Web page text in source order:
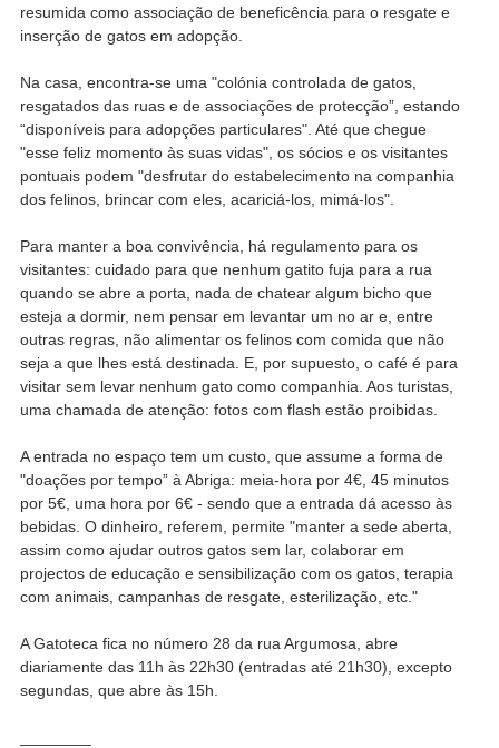
resumida como associação de beneficência para o resgate e
inserção de gatos em adopção.
Na casa, encontra-se uma "colónia controlada de gatos,
resgatados das ruas e de associações de protecção”, estando
“disponíveis para adopções particulares". Até que chegue
"esse feliz momento às suas vidas", os sócios e os visitantes
pontuais podem "desfrutar do estabelecimento na companhia
dos felinos, brincar com eles, acariciá-los, mimá-los".
Para manter a boa convivência, há regulamento para os
visitantes: cuidado para que nenhum gatito fuja para a rua
quando se abre a porta, nada de chatear algum bicho que
esteja a dormir, nem pensar em levantar um no ar e, entre
outras regras, não alimentar os felinos com comida que não
seja a que lhes está destinada. E, por supuesto, o café é para
visitar sem levar nenhum gato como companhia. Aos turistas,
uma chamada de atenção: fotos com flash estão proibidas.
A entrada no espaço tem um custo, que assume a forma de
"doações por tempo” à Abriga: meia-hora por 4€, 45 minutos
por 5€, uma hora por 6€ - sendo que a entrada dá acesso às
bebidas. O dinheiro, referem, permite "manter a sede aberta,
assim como ajudar outros gatos sem lar, colaborar em
projectos de educação e sensibilização com os gatos, terapia
com animais, campanhas de resgate, esterilização, etc."
A Gatoteca fica no número 28 da rua Argumosa, abre
diariamente das 11h às 22h30 (entradas até 21h30), excepto
segundas, que abre às 15h.